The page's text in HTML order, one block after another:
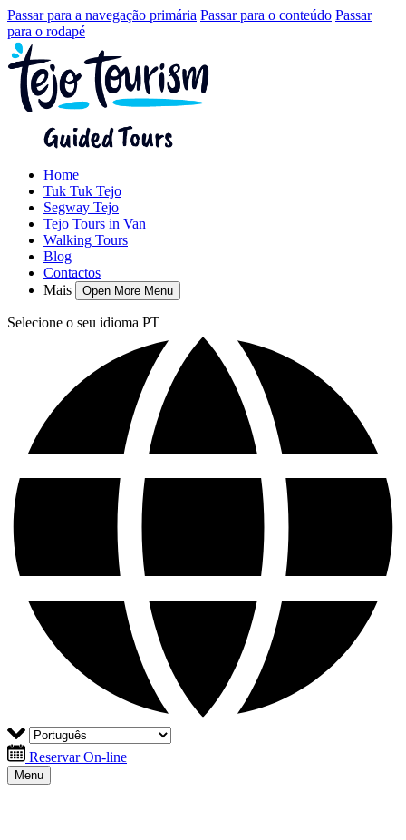
Passar para a navegação primária Passar para o conteúdo Passar
para o rodapé
Home
Tuk Tuk Tejo
Segway Tejo
Tejo Tours in Van
Walking Tours
Blog
Contactos
Mais
Open More Menu
Selecione o seu idioma PT
Reservar On-line
Menu